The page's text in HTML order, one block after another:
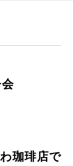
珈琲店で